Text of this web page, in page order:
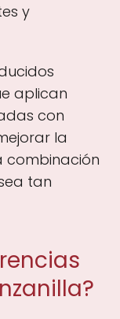
y
aplican
con
la
combinación
tan